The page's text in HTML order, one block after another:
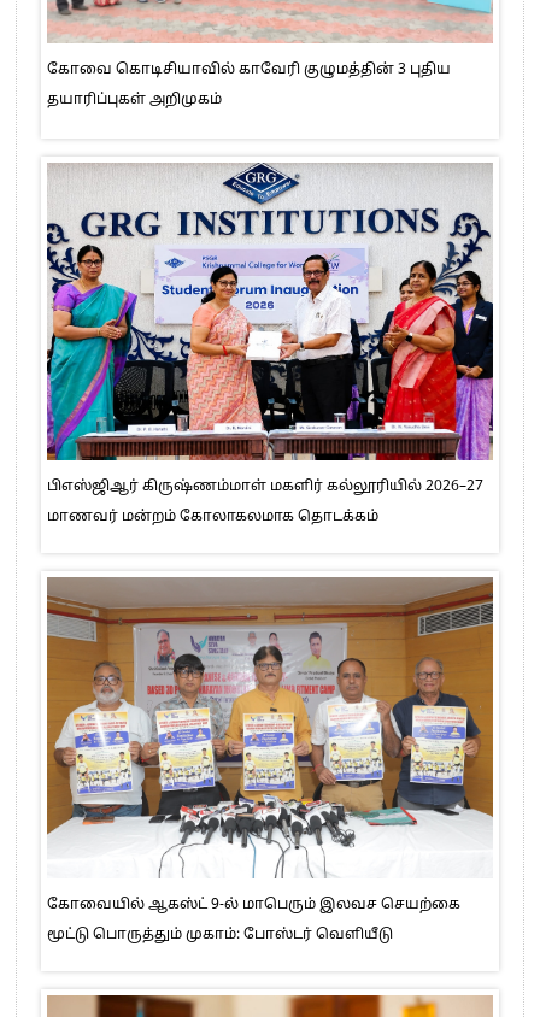
கோவை கொடிசியாவில் காவேரி குழுமத்தின் 3 புதிய
தயாரிப்புகள் அறிமுகம்
பிஎஸ்ஜிஆர் கிருஷ்ணம்மாள் மகளிர் கல்லூரியில் 2026–27
மாணவர் மன்றம் கோலாகலமாக தொடக்கம்
கோவையில் ஆகஸ்ட் 9-ல் மாபெரும் இலவச செயற்கை
மூட்டு பொருத்தும் முகாம்: போஸ்டர் வெளியீடு